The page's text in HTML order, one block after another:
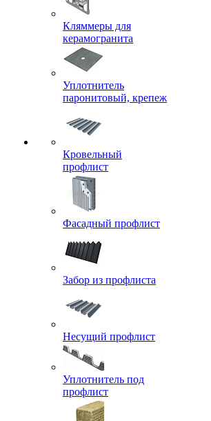
Кляммеры для
керамогранита
Уплотнитель
паронитовый, крепеж
Кровельный
профлист
Фасадный профлист
Забор из профлиста
Несущий профлист
Уплотнитель под
профлист